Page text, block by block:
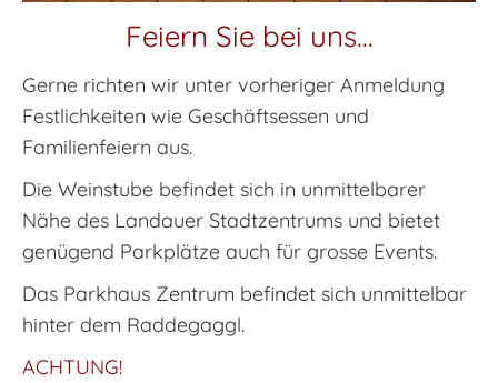
Feiern Sie bei uns...
Gerne richten wir unter vorheriger Anmeldung
Festlichkeiten wie Geschäftsessen und
Familienfeiern aus.
Die Weinstube befindet sich in unmittelbarer
Nähe des Landauer Stadtzentrums und bietet
genügend Parkplätze auch für grosse Events.
Das Parkhaus Zentrum befindet sich unmittelbar
hinter dem Raddegaggl.
ACHTUNG!